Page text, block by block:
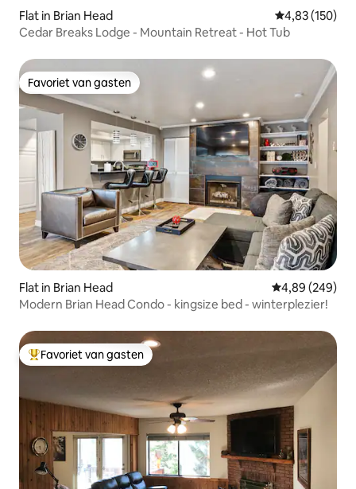
Flat in Brian Head Gemiddelde
4,83 (150)
Cedar Breaks Lodge - Mountain Retreat - Hot Tub
Favoriet van gasten
Favoriet van gasten
Flat in Brian Head Gemiddelde
4,89 (249)
Modern Brian Head Condo - kingsize bed - winterplezier!
Topfavoriet van gasten
Favoriet van gasten